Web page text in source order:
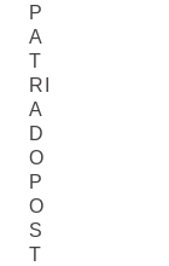
P
A
T
RI
A
D
O
P
O
S
T